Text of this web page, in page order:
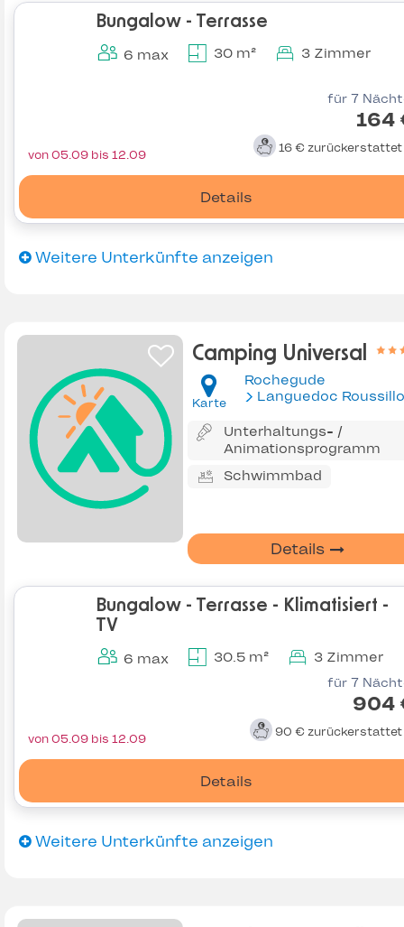
Bungalow - Terrasse
6 max 30 m² 3 Zimmer
für 7
164
16 € zurückerstattet
Details
von 05.09 bis 12.09
Weitere Unterkünfte anzeigen
Camping Universal
Karte
Rochegude
Languedoc
Unterhaltungs- /
Animationsprogramm
Schwimmbad
Details
Bungalow - Terrasse - Klimatisiert -
TV
6 max 30.5 m² 3 Zimmer
für 7
904
90 € zurückerstattet
Details
von 05.09 bis 12.09
Weitere Unterkünfte anzeigen